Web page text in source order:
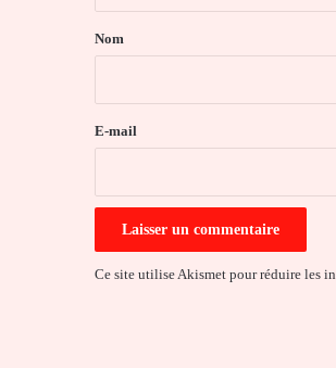
a
e
Nom
E-mail
Ce site utilise Akismet pour réduire les